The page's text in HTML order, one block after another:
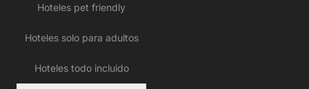
Hoteles pet friendly
Hoteles solo para adultos
Hoteles todo incluido